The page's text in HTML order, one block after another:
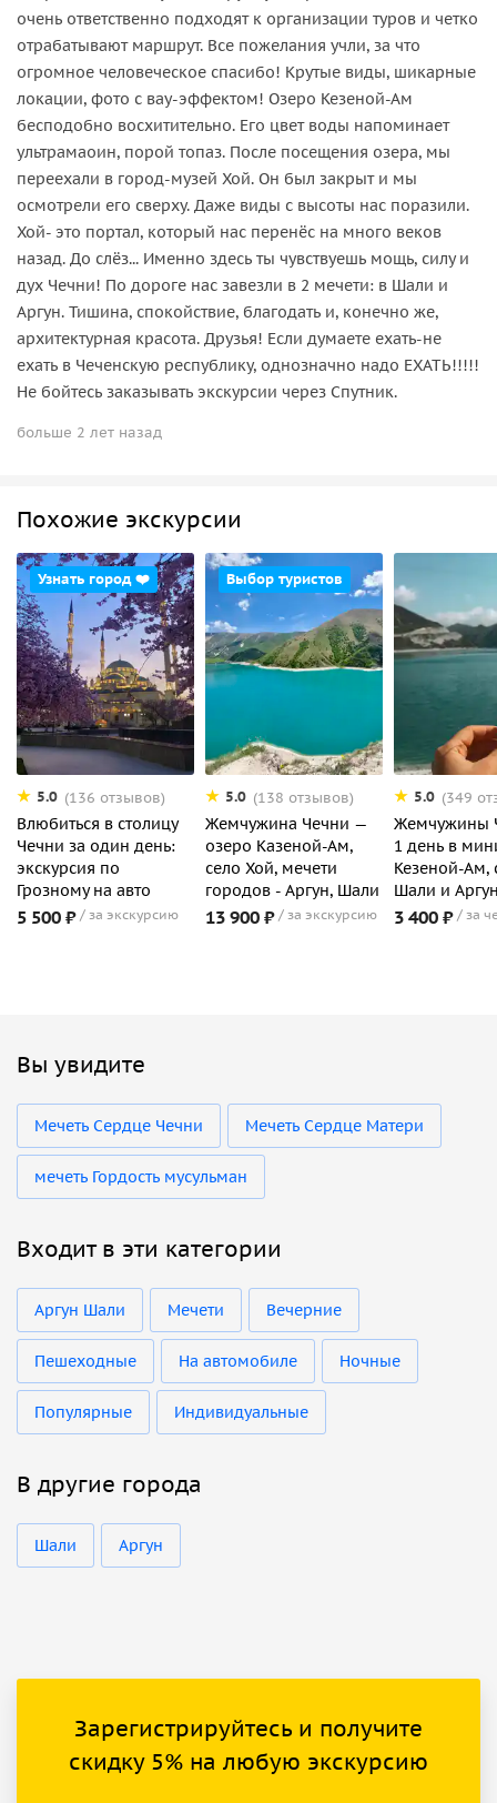
очень ответственно подходят к организации туров и четко
отрабатывают маршрут. Все пожелания учли, за что
огромное человеческое спасибо! Крутые виды, шикарные
локации, фото с вау-эффектом! Озеро Кезеной-Ам
бесподобно восхитительно. Его цвет воды напоминает
ультрамаоин, порой топаз. После посещения озера, мы
переехали в город-музей Хой. Он был закрыт и мы
осмотрели его сверху. Даже виды с высоты нас поразили.
Хой- это портал, который нас перенёс на много веков
назад. До слёз... Именно здесь ты чувствуешь мощь, силу и
дух Чечни! По дороге нас завезли в 2 мечети: в Шали и
Аргун. Тишина, спокойствие, благодать и, конечно же,
архитектурная красота. Друзья! Если думаете ехать-не
ехать в Чеченскую республику, однозначно надо ЕХАТЬ!!!!!
Не бойтесь заказывать экскурсии через Спутник.
больше 2 лет назад
Похожие экскурсии
Узнать город ❤️
5.0 (136 отзывов)
Влюбиться в столицу
Чечни за один день:
экскурсия по
Грозному на авто
5 500 ₽ за экскурсию
Выбор туристов
5.0 (138 отзывов)
Жемчужина Чечни —
озеро Казеной-Ам,
село Хой, мечети
городов - Аргун, Шали
13 900 ₽ за экскурсию
5.0 (349
Жемчужины
1 день в
Кезеной-Ам,
Шали и
3 400 ₽ за
Вы увидите
Мечеть Сердце Чечни Мечеть Сердце Матери
мечеть Гордость мусульман
Входит в эти категории
Аргун Шали Мечети Вечерние
Пешеходные На автомобиле Ночные
Популярные Индивидуальные
В другие города
Шали Аргун
Зарегистрируйтесь и получите
скидку 5% на любую экскурсию